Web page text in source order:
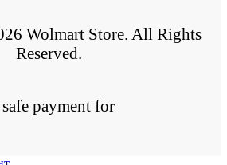
Wolmart Store. All Rights
Reserved.
payment for